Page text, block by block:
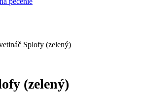
Splofy (zelený)
(zelený)